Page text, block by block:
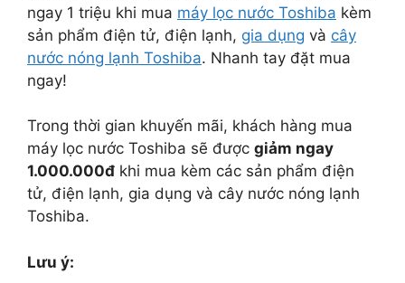
ngay 1 triệu khi mua máy lọc nước Toshiba kèm
sản phẩm điện tử, điện lạnh, gia dụng và cây
nước nóng lạnh Toshiba. Nhanh tay đặt mua
ngay!
Trong thời gian khuyến mãi, khách hàng mua
máy lọc nước Toshiba sẽ được giảm ngay
1.000.000đ khi mua kèm các sản phẩm điện
tử, điện lạnh, gia dụng và cây nước nóng lạnh
Toshiba.
Lưu ý: